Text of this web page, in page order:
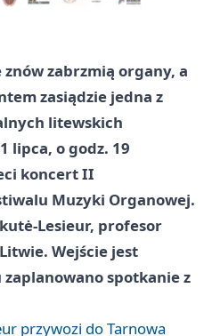
zabrzmią organy, a
zasiądzie jedna z
litewskich
lipca, o godz. 19
koncert II
Muzyki Organowej.
Lesieur, profesor
Wejście jest
spotkanie z
przywozi do Tarnowa